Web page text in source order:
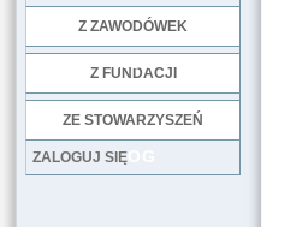
Z ZAWODÓWEK
Z FUNDACJI
ZE STOWARZYSZEŃ
LOG
ZALOGUJ SIĘ